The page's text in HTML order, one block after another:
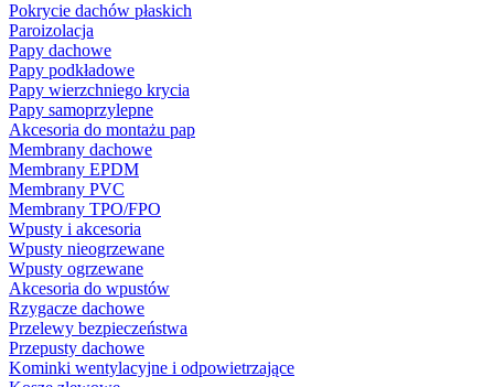
Pokrycie dachów płaskich
Paroizolacja
Papy dachowe
Papy podkładowe
Papy wierzchniego krycia
Papy samoprzylepne
Akcesoria do montażu pap
Membrany dachowe
Membrany EPDM
Membrany PVC
Membrany TPO/FPO
Wpusty i akcesoria
Wpusty nieogrzewane
Wpusty ogrzewane
Akcesoria do wpustów
Rzygacze dachowe
Przelewy bezpieczeństwa
Przepusty dachowe
Kominki wentylacyjne i odpowietrzające